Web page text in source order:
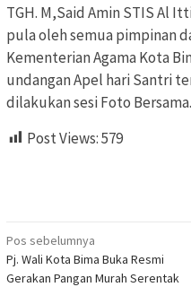
TGH. M,Said Amin STIS Al
pula oleh semua pimpinan
Kementerian Agama Kota
undangan Apel hari Santri
dilakukan sesi Foto
Post Views:579
Navigasi
pos
Pos sebelumnya
Pj. Wali Kota Bima Buka Resmi
Gerakan Pangan Murah Serentak